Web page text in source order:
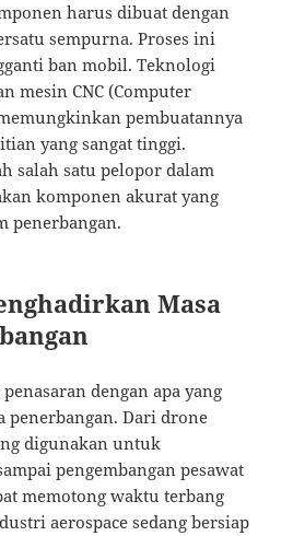
harus dibuat dengan
sempurna. Proses ini
ban mobil. Teknologi
mesin CNC (Computer
pembuatannya
yang sangat tinggi.
salah satu pelopor dalam
komponen akurat yang
penerbangan.
Masa
dengan apa yang
penerbangan. Dari drone
digunakan untuk
pengembangan pesawat
memotong waktu terbang
aerospace sedang bersiap